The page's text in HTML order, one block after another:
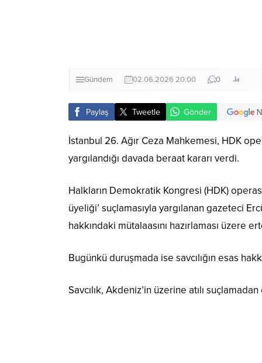
Gündem 02.06.2026 20:00 0
Paylaş Tweetle Gönder
İstanbul 26. Ağır Ceza Mahkemesi, HDK
yargılandığı davada beraat kararı verdi.
Halkların Demokratik Kongresi (HDK)
üyeliği’ suçlamasıyla yargılanan gazeteci
hakkındaki mütalaasını hazırlaması üzere
Bugünkü duruşmada ise savcılığın esas
Savcılık, Akdeniz’in üzerine atılı